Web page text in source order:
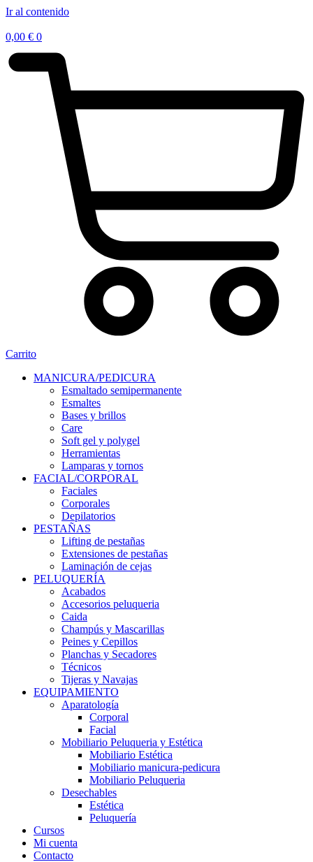
Ir al contenido
0,00 € 0
Carrito
MANICURA/PEDICURA
Esmaltado semipermanente
Esmaltes
Bases y brillos
Care
Soft gel y polygel
Herramientas
Lamparas y tornos
FACIAL/CORPORAL
Faciales
Corporales
Depilatorios
PESTAÑAS
Lifting de pestañas
Extensiones de pestañas
Laminación de cejas
PELUQUERÍA
Acabados
Accesorios peluqueria
Caida
Champús y Mascarillas
Peines y Cepillos
Planchas y Secadores
Técnicos
Tijeras y Navajas
EQUIPAMIENTO
Aparatología
Corporal
Facial
Mobiliario Peluqueria y Estética
Mobiliario Estética
Mobiliario manicura-pedicura
Mobiliario Peluqueria
Desechables
Estética
Peluquería
Cursos
Mi cuenta
Contacto